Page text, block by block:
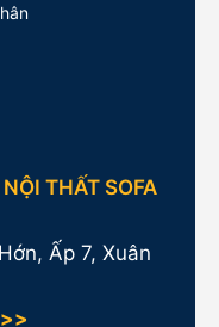
THẤT SOFA
Ấp 7, Xuân